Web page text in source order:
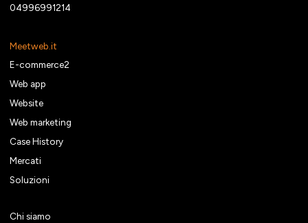
04996991214
Meetweb.it
E-commerce2
Web app
Website
Web marketing
Case History
Mercati
Soluzioni
Chi siamo